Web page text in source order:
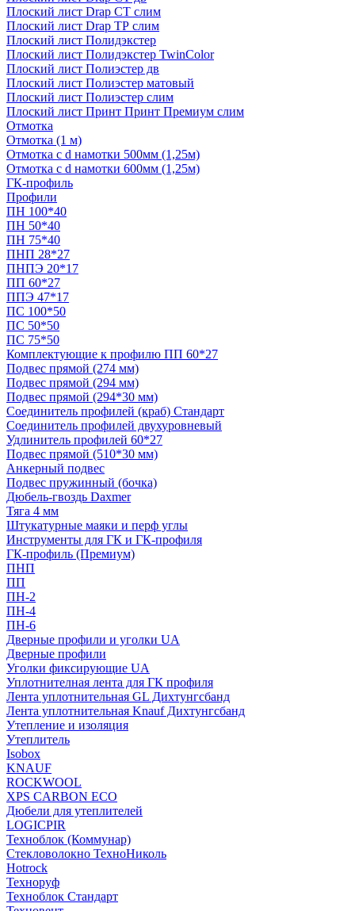
Плоский лист Drap СТ слим
Плоский лист Drap ТР слим
Плоский лист Полидэкстер
Плоский лист Полидэкстер TwinColor
Плоский лист Полиэстер дв
Плоский лист Полиэстер матовый
Плоский лист Полиэстер слим
Плоский лист Принт Принт Премиум слим
Отмотка
Отмотка (1 м)
Отмотка с d намотки 500мм (1,25м)
Отмотка с d намотки 600мм (1,25м)
ГК-профиль
Профили
ПН 100*40
ПН 50*40
ПН 75*40
ПНП 28*27
ПНПЭ 20*17
ПП 60*27
ППЭ 47*17
ПС 100*50
ПС 50*50
ПС 75*50
Комплектующие к профилю ПП 60*27
Подвес прямой (274 мм)
Подвес прямой (294 мм)
Подвес прямой (294*30 мм)
Соединитель профилей (краб) Стандарт
Соединитель профилей двухуровневый
Удлинитель профилей 60*27
Подвес прямой (510*30 мм)
Анкерный подвес
Подвес пружинный (бочка)
Дюбель-гвоздь Daxmer
Тяга 4 мм
Штукатурные маяки и перф углы
Инструменты для ГК и ГК-профиля
ГК-профиль (Премиум)
ПНП
ПП
ПН-2
ПН-4
ПН-6
Дверные профили и уголки UA
Дверные профили
Уголки фиксирующие UA
Уплотнителная лента для ГК профиля
Лента уплотнительная GL Дихтунгсбанд
Лента уплотнительная Knauf Дихтунгсбанд
Утепление и изоляция
Утеплитель
Isobox
KNAUF
ROCKWOOL
XPS CARBON ECO
Дюбели для утеплителей
LOGICPIR
Техноблок (Коммунар)
Стекловолокно ТехноНиколь
Hotrock
Технoруф
Техноблок Стандарт